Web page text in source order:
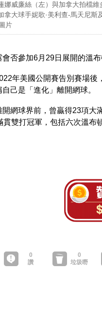
娜威廉絲（左）與加拿大拍檔
拿大球手妮歌·美利查-馬天尼
片
否參加6月29日展開的溫布
年美國公開賽告別賽場
己是「進化」離開網球。
開網球界前，曾贏得23項大
貫雙打冠軍，包括六次溫布